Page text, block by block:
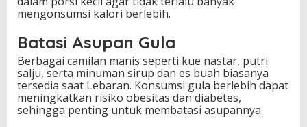
mengonsumsi kalori berlebih.
Batasi Asupan Gula
Berbagai camilan manis seperti kue nastar, putri
salju, serta minuman sirup dan es buah biasanya
tersedia saat Lebaran. Konsumsi gula berlebih dapat
meningkatkan risiko obesitas dan diabetes,
sehingga penting untuk membatasi asupannya.